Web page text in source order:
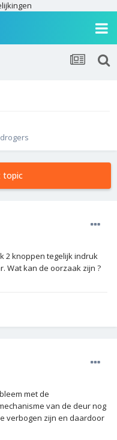
topic
2 knoppen tegelijk indruk
Wat kan de oorzaak zijn ?
met de
van de deur nog
verbogen zijn en daardoor